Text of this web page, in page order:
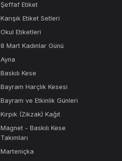
Şeffaf Etiket
Karışık Etiket Setleri
Okul Etiketleri
8 Mart Kadınlar Günü
Ayna
Baskılı Kese
Bayram Harçlık Kesesi
Bayram ve Etkinlik Günleri
Kırpık (Zikzak) Kağıt
Magnet - Baskılı Kese
Takımları
Marteniçka